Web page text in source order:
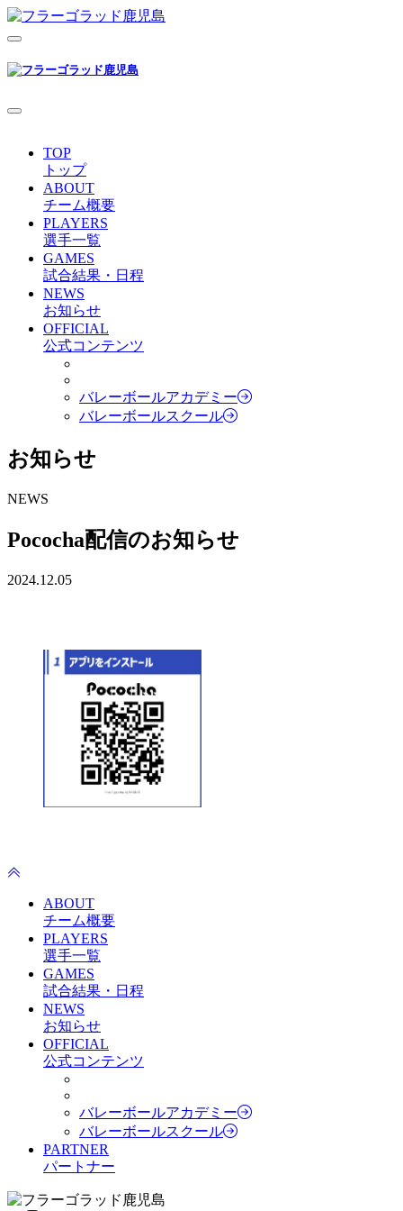
TOP
トップ
ABOUT
チーム概要
PLAYERS
選手一覧
GAMES
試合結果・日程
NEWS
お知らせ
OFFICIAL
公式コンテンツ
バレーボールアカデミー
バレーボールスクール
お知らせ
NEWS
Pococha配信のお知らせ
2024.12.05
ABOUT
チーム概要
PLAYERS
選手一覧
GAMES
試合結果・日程
NEWS
お知らせ
OFFICIAL
公式コンテンツ
バレーボールアカデミー
バレーボールスクール
PARTNER
パートナー